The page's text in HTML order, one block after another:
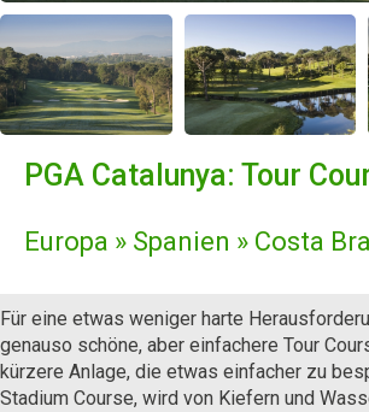
PGA Catalunya: Tour
Europa » Spanien » Costa
Für eine etwas weniger harte
genauso schöne, aber einfachere Tour
kürzere Anlage, die etwas einfacher zu
Stadium Course, wird von Kiefern und